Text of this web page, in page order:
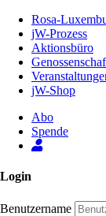
Inhalt
Seite
Rosa-
jW-Prozess
Aktionsbüro
jW-Shop
Abo
Spende
Login
Benutzername